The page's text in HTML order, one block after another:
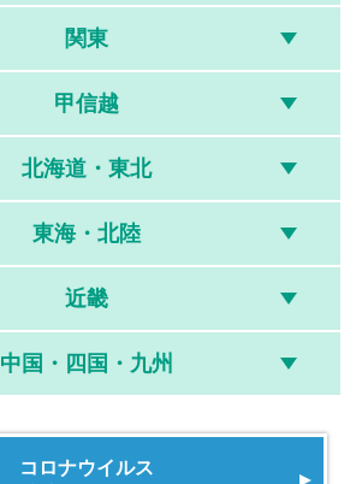
関東
甲信越
北海道・東北
東海・北陸
近畿
中国・四国・九州
コロナウイルス